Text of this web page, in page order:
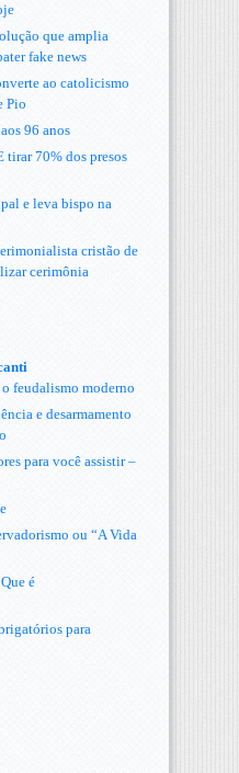
que amplia
fake news
ao catolicismo
Pio
96 anos
tirar 70% dos presos
e leva bispo na
cristão de
cerimônia
feudalismo moderno
e desarmamento
para você assistir –
ou “A Vida
é
para